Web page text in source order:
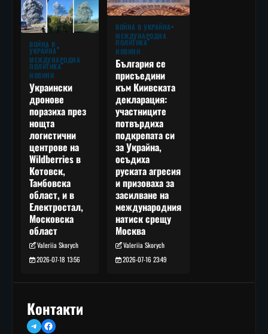
ВОЙНА В
УКРАЙНА
МЕЖДУНАРОДНА
ПОЛИТИКА
НОВИНИ
Украински
дронове
поразиха през
нощта
логистични
центрове на
Wildberries в
Котовск,
Тамбовска
област, и в
Електростал,
Московска
област
Valeriia Skorych
2026-07-18 13:56
ВОЙНА В УКРАЙНА
МЕЖДУНАРОДНА
ПОЛИТИКА
НОВИНИ
България се
присъедини
към Киивската
декларация:
участниците
потвърдиха
подкрепата си
за Украйна,
осъдиха
руската агресия
и призоваха за
засилване на
международния
натиск срещу
Москва
Valeriia Skorych
2026-07-16 23:49
Контакти
TelegramFacebook